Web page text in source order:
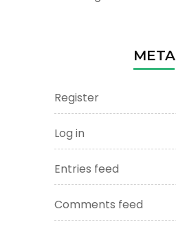
META
Register
Log in
Entries feed
Comments feed